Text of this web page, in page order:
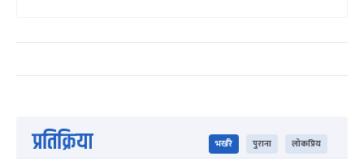
प्रतिक्रिया भर्खरै पुराना लोकप्रिय